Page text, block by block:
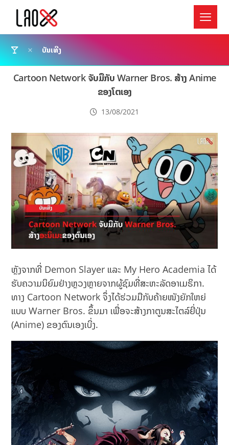
ບັນເທີງ
Cartoon Network ຈັບມືກັບ Warner Bros. ສ້າງ Anime
ຂອງໂຕເອງ
13/08/2021
ຫຼັງຈາກທີ່ Demon Slayer ແລະ My Hero Academia ໄດ້
ຮັບຄວາມນິຍົມຢ່າງຫຼວງຫຼາຍຈາກຜູ້ຊົມທີ່ສະຫະລັດອາເມຣິກາ​.
ທາງ Cartoon Network ຈຶ່ງໄດ້ຮ່ວມມືກັບຄ້າຍໜັງຍັກໃຫຍ່
ແບບ Warner Bros. ຂຶ້ນມາ ເພື່ອຈະສ້າງກາຕູນສະໄຕລ໌ຍີ່ປຸ່ນ
(Anime) ຂອງຕົນເອງເບິ່ງ.